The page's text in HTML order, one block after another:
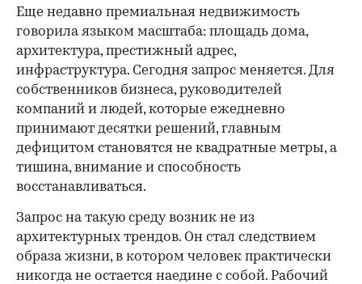
Еще недавно премиальная недвижимость
говорила языком масштаба: площадь дома,
архитектура, престижный адрес,
инфраструктура. Сегодня запрос меняется. Для
собственников бизнеса, руководителей
компаний и людей, которые ежедневно
принимают десятки решений, главным
дефицитом становятся не квадратные метры, а
тишина, внимание и способность
восстанавливаться.
Запрос на такую среду возник не из
архитектурных трендов. Он стал следствием
образа жизни, в котором человек практически
никогда не остается наедине с собой. Рабочий